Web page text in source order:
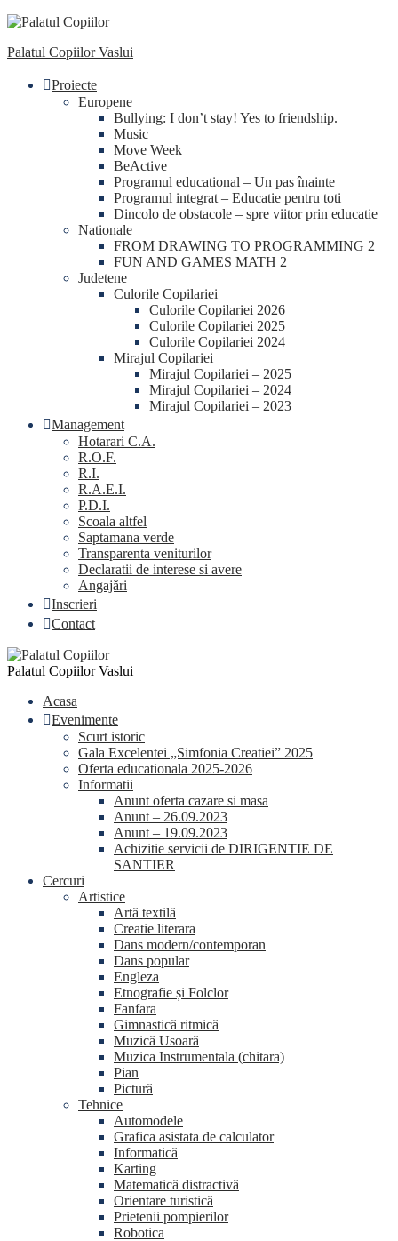
Palatul Copiilor Vaslui
Proiecte
Europene
Bullying: I don’t stay! Yes to friendship.
Music
Move Week
BeActive
Programul educational – Un pas înainte
Programul integrat – Educatie pentru toti
Dincolo de obstacole – spre viitor prin educatie
Nationale
FROM DRAWING TO PROGRAMMING 2
FUN AND GAMES MATH 2
Judetene
Culorile Copilariei
Culorile Copilariei 2026
Culorile Copilariei 2025
Culorile Copilariei 2024
Mirajul Copilariei
Mirajul Copilariei – 2025
Mirajul Copilariei – 2024
Mirajul Copilariei – 2023
Management
Hotarari C.A.
R.O.F.
R.I.
R.A.E.I.
P.D.I.
Scoala altfel
Saptamana verde
Transparenta veniturilor
Declaratii de interese si avere
Angajări
Inscrieri
Contact
Palatul Copiilor Vaslui
Acasa
Evenimente
Scurt istoric
Gala Excelentei „Simfonia Creatiei” 2025
Oferta educationala 2025-2026
Informatii
Anunt oferta cazare si masa
Anunt – 26.09.2023
Anunt – 19.09.2023
Achizitie servicii de DIRIGENTIE DE
SANTIER
Cercuri
Artistice
Artă textilă
Creatie literara
Dans modern/contemporan
Dans popular
Engleza
Etnografie și Folclor
Fanfara
Gimnastică ritmică
Muzică Usoară
Muzica Instrumentala (chitara)
Pian
Pictură
Tehnice
Automodele
Grafica asistata de calculator
Informatică
Karting
Matematică distractivă
Orientare turistică
Prietenii pompierilor
Robotica